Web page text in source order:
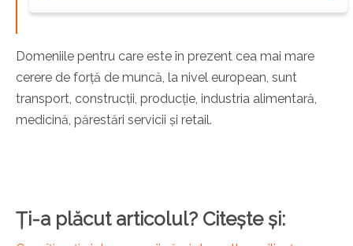
Domeniile pentru care este în prezent cea mai mare
cerere de forță de muncă, la nivel european, sunt
transport, construcții, producție, industria alimentară,
medicină, părestări servicii și retail.
Ți-a plăcut articolul? Citește și: